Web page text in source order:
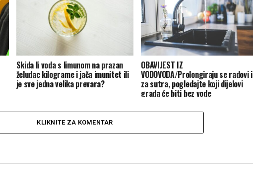
Skida li voda s limunom na prazan
želudac kilograme i jača imunitet ili
je sve jedna velika prevara?
OBAVIJEST IZ
VODOVODA/Prolongiraju se radovi i
za sutra, pogledajte koji dijelovi
grada će biti bez vode
KLIKNITE ZA KOMENTAR